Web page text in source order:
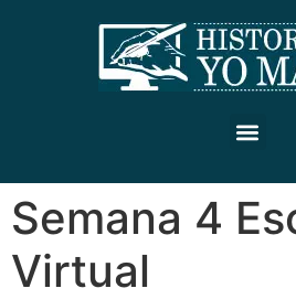
Semana 4
Virtual